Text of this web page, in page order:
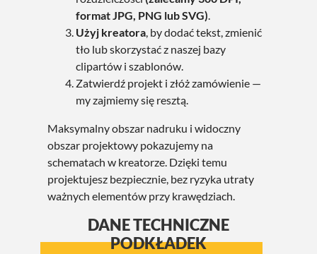
format JPG, PNG lub SVG).
Użyj kreatora, by dodać tekst, zmienić
tło lub skorzystać z naszej bazy
clipartów i szablonów.
Zatwierdź projekt i złóż zamówienie —
my zajmiemy się resztą.
Maksymalny obszar nadruku i widoczny
obszar projektowy pokazujemy na
schematach w kreatorze. Dzięki temu
projektujesz bezpiecznie, bez ryzyka utraty
ważnych elementów przy krawędziach.
DANE TECHNICZNE
PODKŁADEK